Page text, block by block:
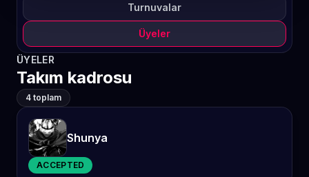
Turnuvalar
Üyeler
ÜYELER
Takım kadrosu
4 toplam
Shunya
ACCEPTED